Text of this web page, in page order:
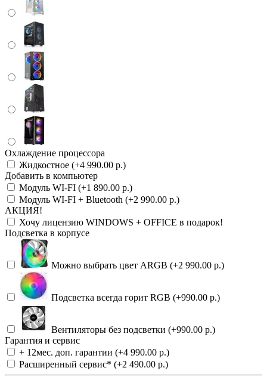
Охлаждение процессора
Жидкостное (+4 990.00 р.)
Добавить в компьютер
Модуль WI-FI (+1 890.00 р.)
Модуль WI-FI + Bluetooth (+2 990.00 р.)
АКЦИЯ!
Хочу лицензию WINDOWS + OFFICE в подарок!
Подсветка в корпусе
Можно выбрать цвет ARGB (+2 990.00 р.)
Подсветка всегда горит RGB (+990.00 р.)
Вентиляторы без подсветки (+990.00 р.)
Гарантия и сервис
+ 12мес. доп. гарантии (+4 990.00 р.)
Расширенный сервис* (+2 490.00 р.)